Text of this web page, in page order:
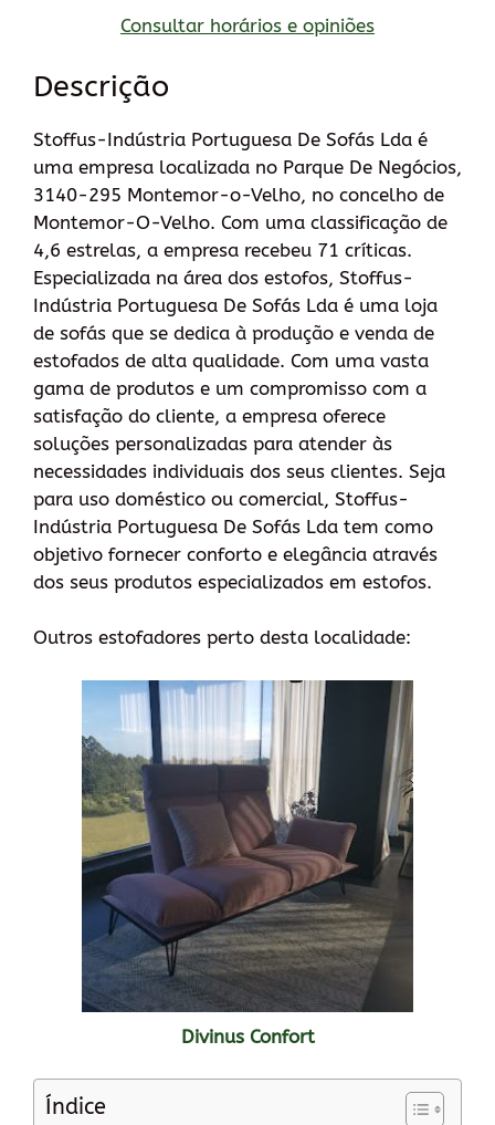
Consultar horários e opiniões
Descrição
Stoffus-Indústria Portuguesa De Sofás Lda é
uma empresa localizada no Parque De Negócios,
3140-295 Montemor-o-Velho, no concelho de
Montemor-O-Velho. Com uma classificação de
4,6 estrelas, a empresa recebeu 71 críticas.
Especializada na área dos estofos, Stoffus-
Indústria Portuguesa De Sofás Lda é uma loja
de sofás que se dedica à produção e venda de
estofados de alta qualidade. Com uma vasta
gama de produtos e um compromisso com a
satisfação do cliente, a empresa oferece
soluções personalizadas para atender às
necessidades individuais dos seus clientes. Seja
para uso doméstico ou comercial, Stoffus-
Indústria Portuguesa De Sofás Lda tem como
objetivo fornecer conforto e elegância através
dos seus produtos especializados em estofos.
Outros estofadores perto desta localidade:
Divinus Confort
Índice